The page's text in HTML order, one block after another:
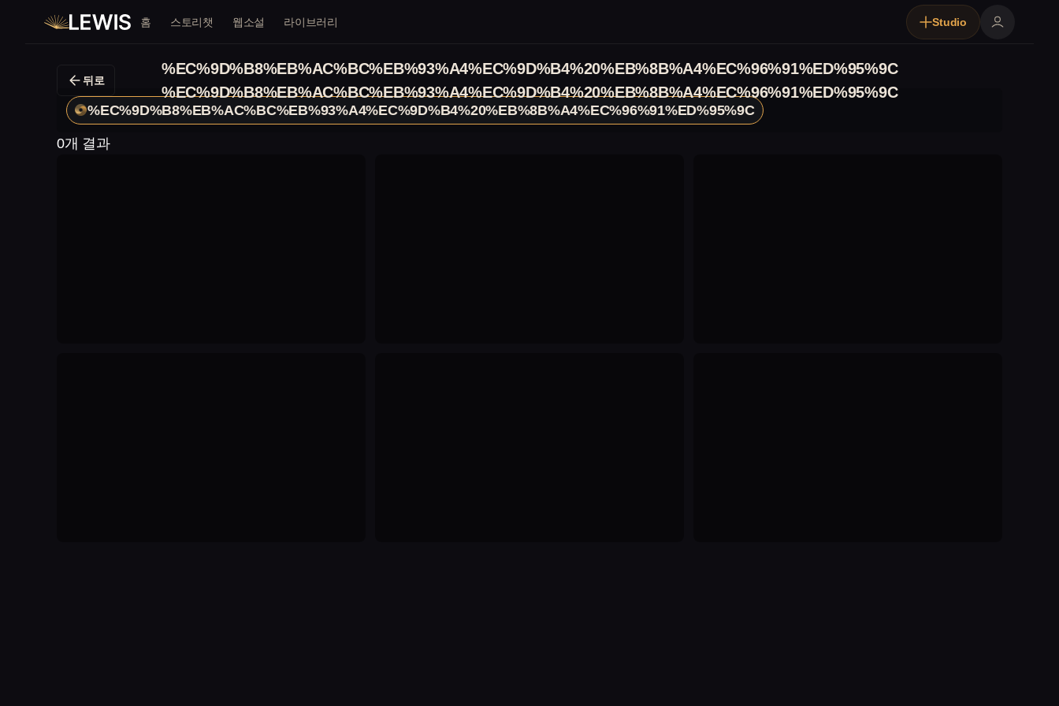
홈 스토리챗 웹소설 라이브러리 Studio
뒤로
%EC%9D%B8%EB%AC%BC%EB%93%A4%EC%9D%B4%20%EB%8B%A4%EC%96%91%ED%95%9C
%EC%9D%B8%EB%AC%BC%EB%93%A4%EC%9D%B4%20%EB%8B%A4%EC%96%91%ED%95%9C
%EC%9D%B8%EB%AC%BC%EB%93%A4%EC%9D%B4%20%EB%8B%A4%EC%96%91%ED%95%9C
0개 결과